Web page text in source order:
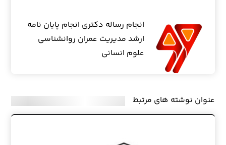
انجام رساله دکتری انجام پایان نامه
ارشد مدیریت عمران روانشناسی
علوم انسانی
عنوان ‫نوشته های مرتبط